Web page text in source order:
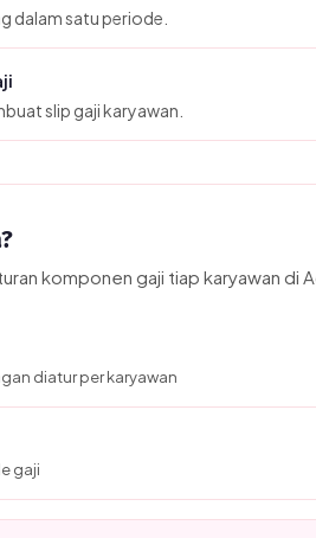
dalam satu periode.
slip gaji karyawan.
komponen gaji tiap karyawan di
diatur per karyawan
gaji